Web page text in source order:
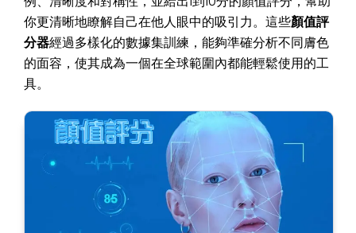
你更清晰地瞭解自己在他人眼中的吸引力。這些顏值評
分器經過多樣化的數據集訓練，能夠準確分析不同膚色
的面容，使其成為一個在全球範圍內都能輕鬆使用的工
具。